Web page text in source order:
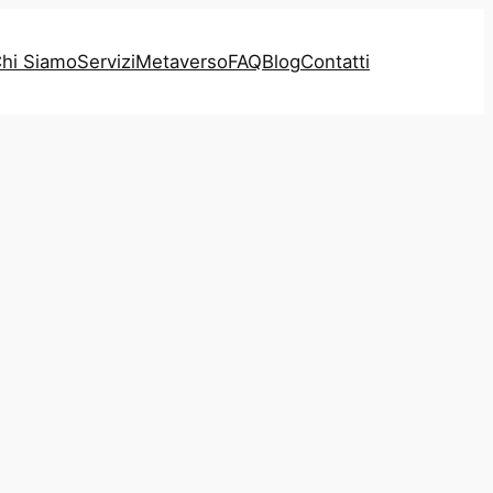
SiamoServiziMetaversoFAQBlogContatti